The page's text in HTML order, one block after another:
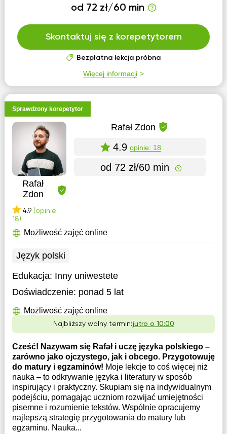
od 72 zł/60 min
Skontaktuj się z korepetytorem
Bezpłatna lekcja próbna
Więcej informacji
Sprawdzony korepetytor
Rafał
Zdon
4.9 (opinie:
18)
Rafał Zdon
4.9 opinie: 18
od 72 zł/60 min
Możliwość zajęć online
Język polski
Edukacja: Inny uniwestete
Doświadczenie: ponad 5 lat
Możliwość zajęć online
Najbliższy wolny termin:jutro o 10:00
Cześć! Nazywam się Rafał i uczę języka polskiego –
zarówno jako ojczystego, jak i obcego. Przygotowuję
do matury i egzaminów! Moje lekcje to coś więcej niż
nauka – to odkrywanie języka i literatury w sposób
inspirujący i praktyczny. Skupiam się na indywidualnym
podejściu, pomagając uczniom rozwijać umiejętności
pisemne i rozumienie tekstów. Wspólnie opracujemy
najlepszą strategię przygotowania do matury lub
egzaminu. Nauka...